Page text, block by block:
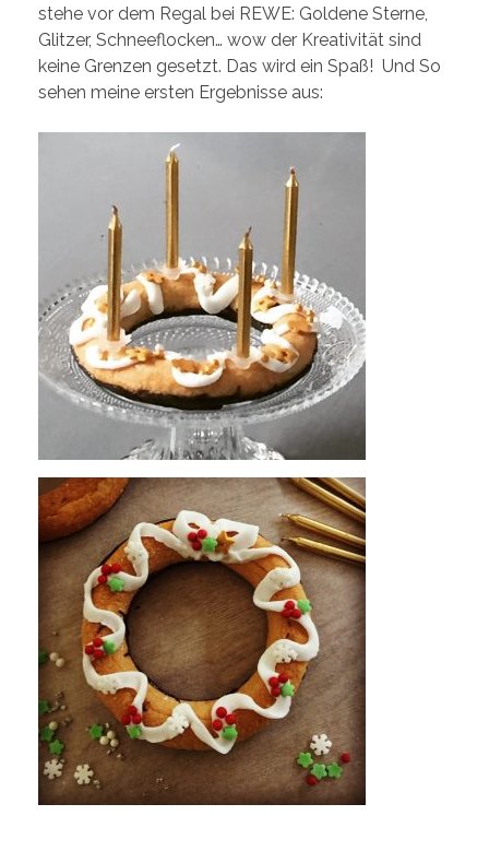
stehe vor dem Regal bei REWE: Goldene Sterne,
Glitzer, Schneeflocken… wow der Kreativität sind
keine Grenzen gesetzt. Das wird ein Spaß! Und So
sehen meine ersten Ergebnisse aus: